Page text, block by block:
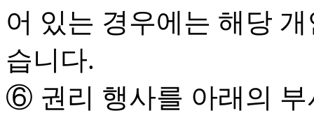
어 있는 경우에는 해당
습니다.
⑥ 권리 행사를 아래의 부